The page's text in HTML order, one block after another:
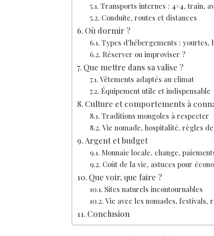
Transports internes : 4×4, train,
Conduite, routes et distances
Où dormir ?
Types d’hébergements : yourtes,
Réserver ou improviser ?
Que mettre dans sa valise ?
Vêtements adaptés au climat
Équipement utile et indispensable
Culture et comportements à
Traditions mongoles à respecter
Vie nomade, hospitalité, règles
Argent et budget
Monnaie locale, change,
Coût de la vie, astuces pour
Que voir, que faire ?
Sites naturels incontournables
Vie avec les nomades, festivals,
Conclusion